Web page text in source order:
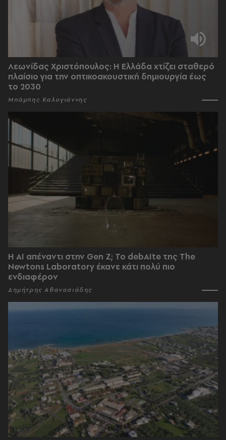
Λεωνίδας Χριστόπουλος: Η Ελλάδα χτίζει σταθερό
πλαίσιο για την οπτικοακουστική δημιουργία έως
το 2030
Μπάμπης Καλογιάννης
Η AI απέναντι στην Gen Z; Το debAIte της The
Newtons Laboratory έκανε κάτι πολύ πιο
ενδιαφέρον
Δημήτρης Αθανασιάδης